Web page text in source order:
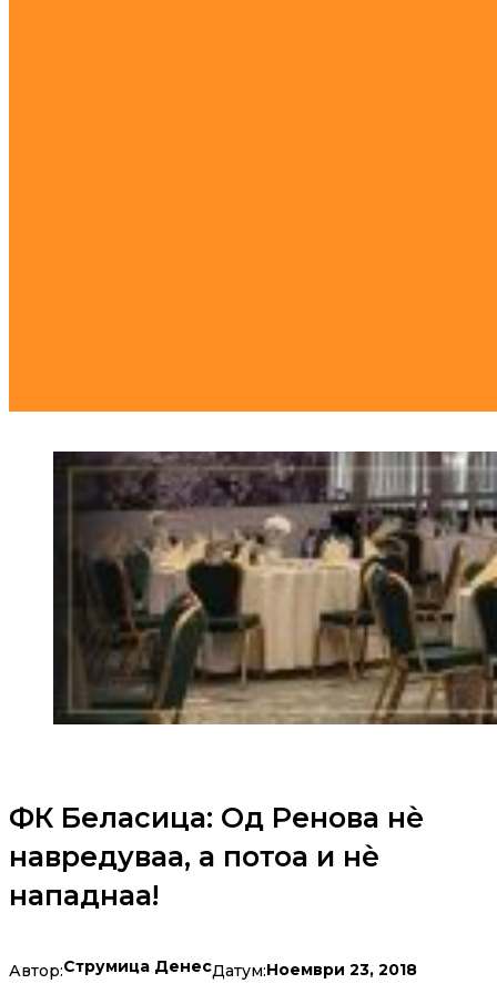
ФК Беласица: Од Ренова нѐ
навредуваа, а потоа и нѐ
нападнаа!
Автор:Струмица ДенесДатум:Ноември 23, 2018